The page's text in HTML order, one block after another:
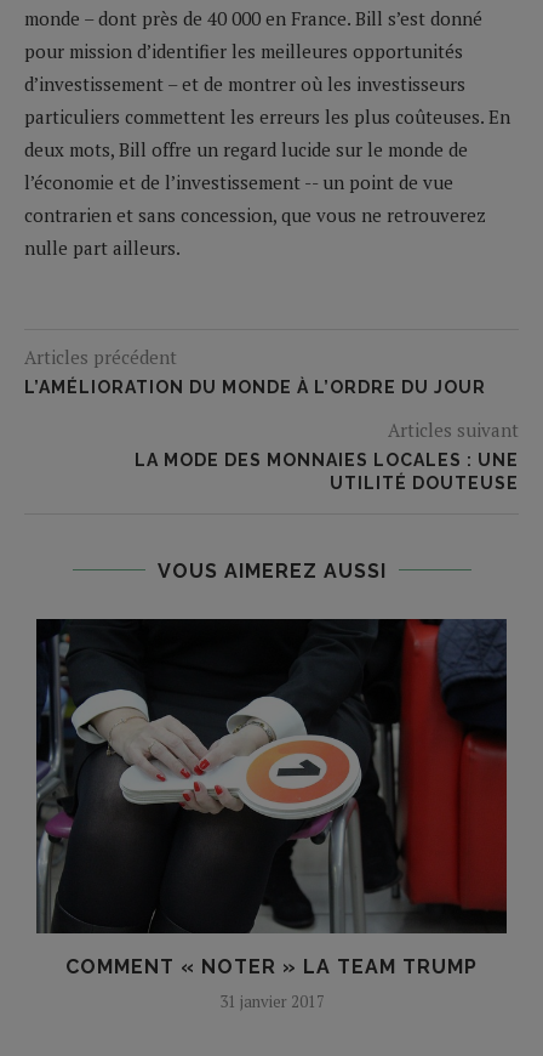
monde – dont près de 40 000 en France. Bill s’est donné
pour mission d’identifier les meilleures opportunités
d’investissement – et de montrer où les investisseurs
particuliers commettent les erreurs les plus coûteuses. En
deux mots, Bill offre un regard lucide sur le monde de
l’économie et de l’investissement -- un point de vue
contrarien et sans concession, que vous ne retrouverez
nulle part ailleurs.
Articles précédent
L’AMÉLIORATION DU MONDE À L’ORDRE DU JOUR
Articles suivant
LA MODE DES MONNAIES LOCALES : UNE
UTILITÉ DOUTEUSE
VOUS AIMEREZ AUSSI
COMMENT « NOTER » LA TEAM TRUMP
31 janvier 2017